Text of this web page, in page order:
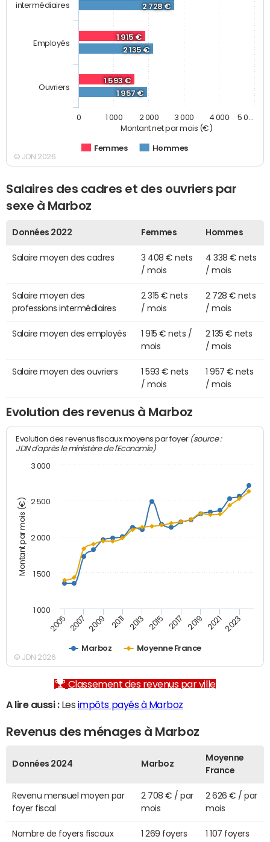
Montant net par mois (€)
1 915 €
1 593 €
2 728 €
2 135 €
1 957 €
Femmes Hommes
intermédiaires
Employés
Ouvriers
0 1 000 2 000 3 000 4 000 5 0…
© JDN 2026
Salaires des cadres et des ouvriers par
sexe à Marboz
Données 2022 Femmes Hommes
Salaire moyen des cadres
3 408 € nets
/ mois
4 338 € nets
/ mois
Salaire moyen des
professions intermédiaires
2 315 € nets
/ mois
2 728 € nets
/ mois
Salaire moyen des employés
1 915 € nets /
mois
2 135 € nets
/ mois
Salaire moyen des ouvriers
1 593 € nets
/ mois
1 957 € nets
/ mois
Evolution des revenus à Marboz
Montant par mois (€)
Evolution des revenus fiscaux moyens par foyer (source :
JDN d'après le ministère de l'Economie)
Marboz Moyenne France
2005 2007 2009 2011 2013 2015 2017 2019 2021 2023
1 000
1 500
2 000
2 500
3 000
© JDN 2026
Classement des revenus par ville
A lire aussi :Les impôts payés à Marboz
Revenus des ménages à Marboz
Données 2024 Marboz
Moyenne
France
Revenu mensuel moyen par
foyer fiscal
2 708 € / par
mois
2 626 € / par
mois
Nombre de foyers fiscaux 1 269 foyers 1 107 foyers